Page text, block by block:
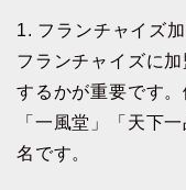
1. フランチャイズ
フランチャイズに
するかが重要です
「一風堂」「天下
名です。